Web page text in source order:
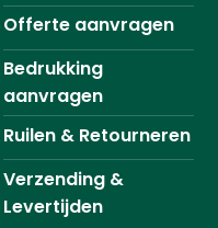
Offerte aanvragen
Bedrukking
aanvragen
Ruilen & Retourneren
Verzending &
Levertijden